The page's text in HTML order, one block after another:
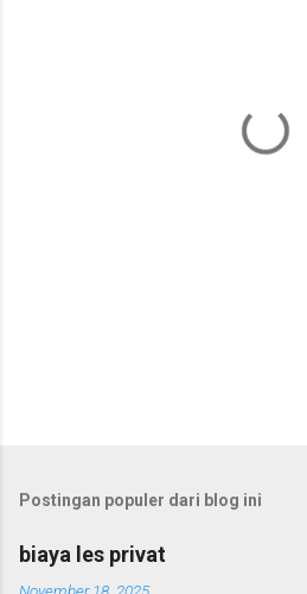
Postingan populer dari blog ini
biaya les privat
November 18, 2025